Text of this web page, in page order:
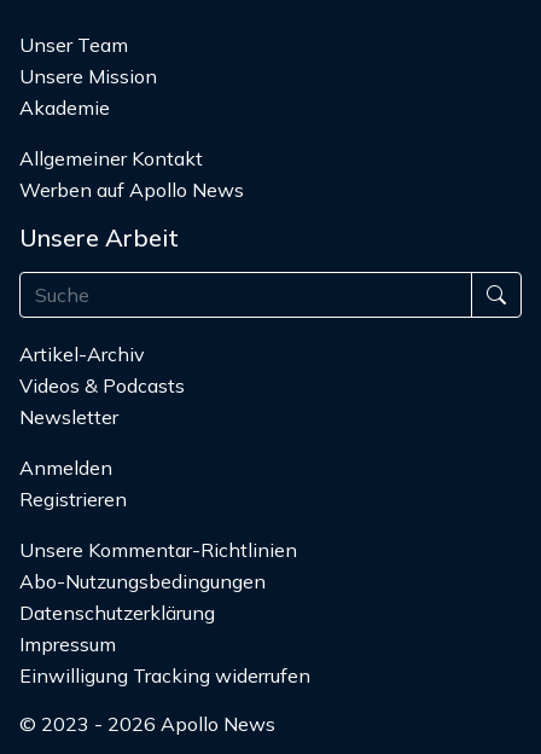
Unser Team
Unsere Mission
Akademie
Allgemeiner Kontakt
Werben auf Apollo News
Unsere Arbeit
Artikel-Archiv
Videos & Podcasts
Newsletter
Anmelden
Registrieren
Unsere Kommentar-Richtlinien
Abo-Nutzungsbedingungen
Datenschutzerklärung
Impressum
Einwilligung Tracking widerrufen
© 2023 - 2026 Apollo News